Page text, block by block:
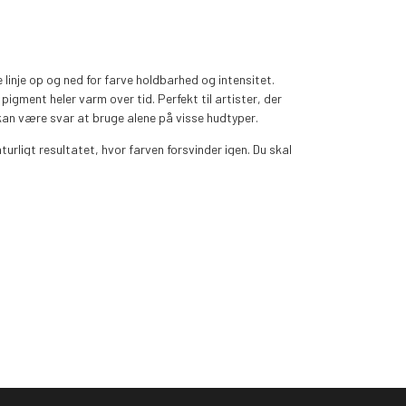
linje op og ned for farve holdbarhed og intensitet.
heler varm over tid. Perfekt til artister, der
være svar at bruge alene på visse hudtyper.
resultatet, hvor farven forsvinder igen. Du skal
tid. Den kan med fordel blandes med hele vores
sig til normale hudtyper og til de der der ikke